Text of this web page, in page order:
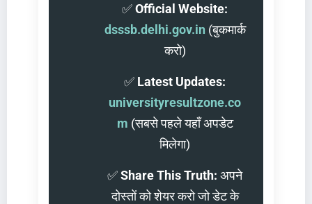
✅Official Website:
dsssb.delhi.gov.in (बुकमार्क
करो)
✅ Latest Updates:
universityresultzone.co
m (सबसे पहले यहाँ अपडेट
मिलेगा)
✅Share This Truth: अपने
दोस्तों को शेयर करो जो डेट के